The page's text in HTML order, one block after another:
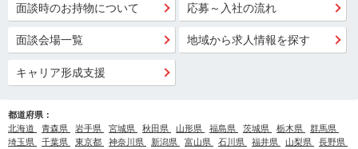
面談時のお持物について 応募～入社の流れ
面談会場一覧 地域から求人情報を探す
キャリア形成支援
都道府県：
北海道
青森県 岩手県 宮城県 秋田県 山形県 福島県 茨城県 栃木県
群馬県
埼玉県
千葉県 東京都 神奈川県 新潟県 富山県 石川県 福井県 山梨県
長野県